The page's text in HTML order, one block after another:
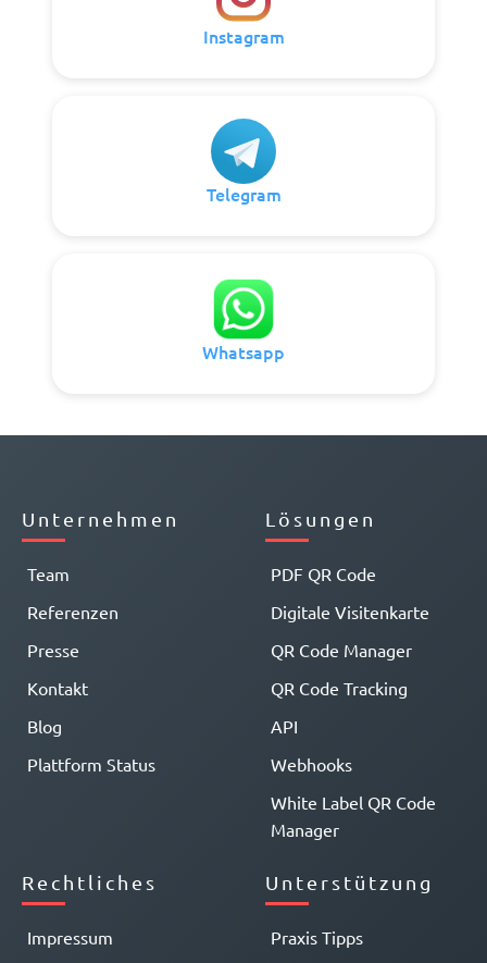
Instagram
Telegram
Whatsapp
Unternehmen
Team
Referenzen
Presse
Kontakt
Blog
Plattform Status
Lösungen
PDF QR Code
Digitale Visitenkarte
QR Code Manager
QR Code Tracking
API
Webhooks
White Label QR Code
Manager
Rechtliches
Impressum
Unterstützung
Praxis Tipps